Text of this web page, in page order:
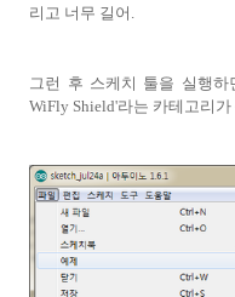
리고 너무 길어.
그런 후 스케치 툴을 실행하
WiFly Shield'라는 카테고리